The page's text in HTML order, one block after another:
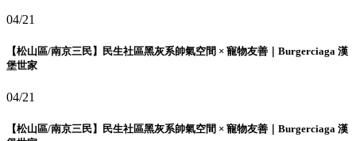
04/21
【松山區/南京三民】民生社區黑灰系帥氣空間 × 寵物友善｜Burgerciaga 漢
堡世家
04/21
【松山區/南京三民】民生社區黑灰系帥氣空間 × 寵物友善｜Burgerciaga 漢